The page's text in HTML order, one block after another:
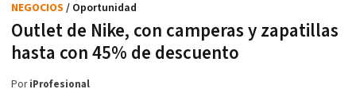
Outlet de Nike, con camperas y zapatillas
hasta con 45% de descuento
NEGOCIOS / Oportunidad
PoriProfesional